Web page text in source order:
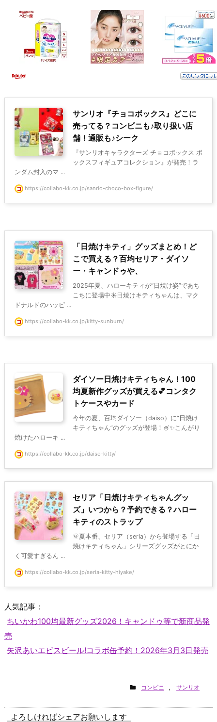
サンリオ『チョコボックス』どこに
売ってる？コンビニも♪取り扱い店
舗！通販も♪シーク
『サンリオキャラクターズ チョコボックス ボ
ックスフィギュアコレクション』が発売！ラ
ンダム封入のマ ...
https://collabo-kk.co.jp/sanrio-choco-box-figure/
「日焼けキティ」グッズまとめ！ど
こで買える？百均セリア・ダイソ
ー・キャンドゥや、
2025年夏、ハローキティが“日焼け姿”であち
こちに登場中☀️日焼けキティちゃんは、マク
ドナルドのハッピ ...
https://collabo-kk.co.jp/kitty-sunburn/
ダイソー日焼けキティちゃん！100
均夏新作グッズが買える💕コンタク
トケースやカード
今年の夏、百均ダイソー（daiso）に“日焼け
キティちゃん”のグッズが登場！🍧✨こんがり
焼けたハローキ ...
https://collabo-kk.co.jp/daiso-kitty/
セリア「日焼けキティちゃんグッ
ズ」いつから？予約できる？ハロー
キティのストラップ
🌞夏本番、セリア（seria）から登場する「日
焼けキティちゃん」シリーズグッズがとにか
く可愛すぎるん ...
https://collabo-kk.co.jp/seria-kitty-hiyake/
人気記事：
ちいかわ100均最新グッズ2026！キャンドゥ等で新商品発
売
矢沢あいエビスビール!コラボ缶予約！2026年3月3日発売
コンビニ , サンリオ
よろしければシェアお願いします